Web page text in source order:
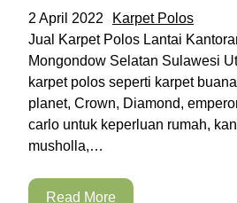
2 April 2022
Karpet Polos
Jual Karpet Polos Lantai
Mongondow Selatan Sulawesi
karpet polos seperti karpet
planet, Crown, Diamond,
carlo untuk keperluan rumah,
musholla,…
Read More